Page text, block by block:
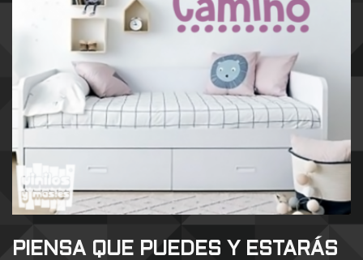
PIENSA QUE PUEDES Y ESTARÁS